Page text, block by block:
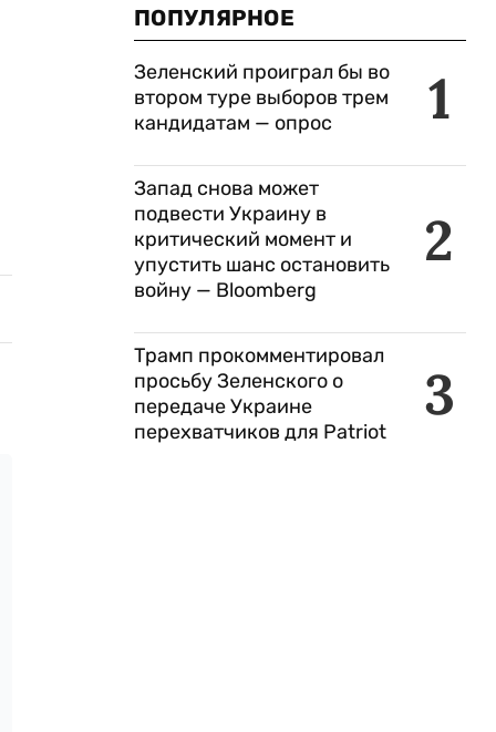
ПОПУЛЯРНОЕ
1
Зеленский проиграл бы во
втором туре выборов трем
кандидатам — опрос
2
Запад снова может
подвести Украину в
критический момент и
упустить шанс остановить
войну — Bloomberg
3
Трамп прокомментировал
просьбу Зеленского о
передаче Украине
перехватчиков для Patriot